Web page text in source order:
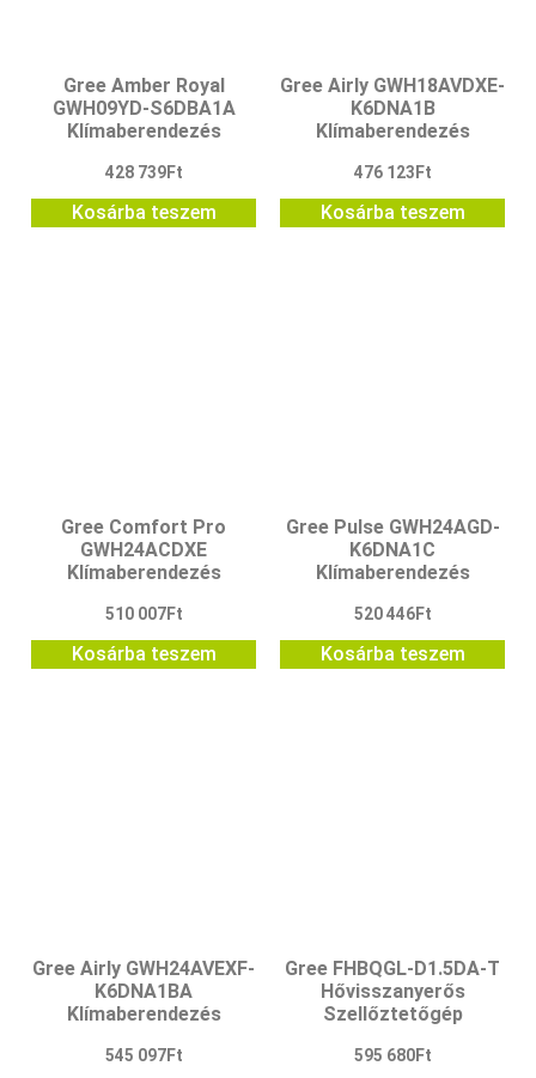
Gree Amber Royal
GWH09YD-S6DBA1A
Klímaberendezés
428 739Ft
Kosárba teszem
Gree Airly GWH18AVDXE-
K6DNA1B
Klímaberendezés
476 123 Ft
Kosárba teszem
Gree Comfort Pro
GWH24ACDXE
Klímaberendezés
510 007Ft
Kosárba teszem
Gree Pulse GWH24AGD-
K6DNA1C
Klímaberendezés
520 446Ft
Kosárba teszem
Gree Airly GWH24AVEXF-
K6DNA1BA
Klímaberendezés
545 097Ft
Gree FHBQGL-D1.5DA-T
Hővisszanyerős
Szellőztetőgép
595 680Ft